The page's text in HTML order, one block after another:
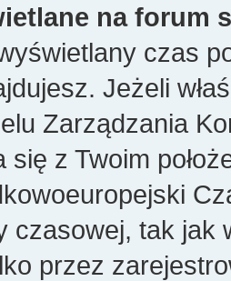
na forum
czas
Jeżeli
Zarządzania
się z Twoim
czasowej, tak jak
przez